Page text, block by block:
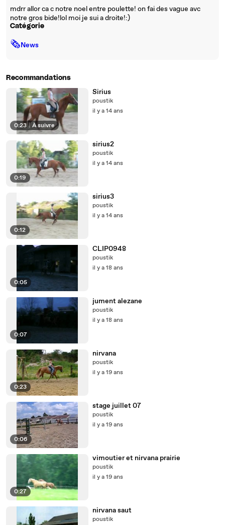
mdrr allor ca c notre noel entre poulette! on fai des vague avc
notre gros bide!lol moi je sui a droite!:)
Catégorie
🗞News
Recommandations
0:23 | À suivre
Sirius
poustik
il y a 14 ans
0:19
sirius2
poustik
il y a 14 ans
0:12
sirius3
poustik
il y a 14 ans
0:05
CLIP0948
poustik
il y a 18 ans
0:07
jument alezane
poustik
il y a 18 ans
0:23
nirvana
poustik
il y a 19 ans
0:06
stage juillet 07
poustik
il y a 19 ans
0:27
vimoutier et nirvana prairie
poustik
il y a 19 ans
nirvana saut
poustik